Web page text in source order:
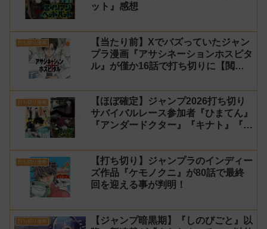
ット』感想
打ち切り漫画
【当たり前】Xでバズっていたジャン
プラ漫画『アサシネーションホスピタ
ル』が僅か16話で打ち切りに【閲覧
打ち切り漫画
【ほぼ確定】ジャンプ2026打ち切り
サバイバルレース参加者『ひまてん』
『アンダードクター』『キナト』『エ
2】
打ち切り漫画
【打ち切り】ジャンプラのインディー
ズ作品『ケモノクニ』が80話で最終
回を迎える事が判明！
打ち切り漫画
【ジャンプ暗黒期】『しのびごと』以